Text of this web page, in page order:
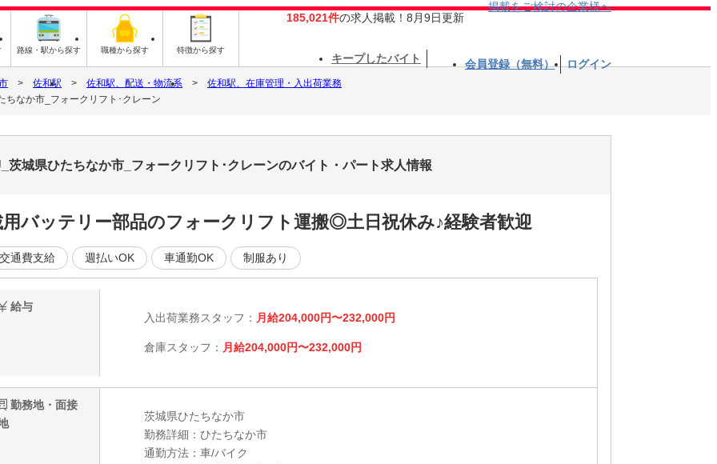
路線・駅から探す 職種から探す 特徴から探す
185,021件の求人掲載！8月9日更新
掲載をご検討の企業様へ
キープしたバイト 会員登録（無料） ログイン
佐和駅 佐和駅、配送・物流系
佐和駅、在庫管理・入出荷業務
なか市_フォークリフト･クレーン
城県ひたちなか市_フォークリフト･クレーンのバイト・パート求人情報
バッテリー部品のフォークリフト運搬◎土日祝休み♪経験者歓迎
交通費支給 週払いOK 車通勤OK 制服あり
給与
入出荷業務スタッフ： 月給204,000円〜232,000円
倉庫スタッフ： 月給204,000円〜232,000円
勤務地・面接
茨城県ひたちなか市
勤務詳細：ひたちなか市
通勤方法：車/バイク